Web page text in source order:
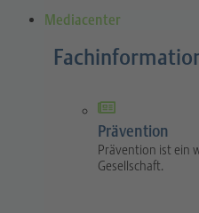
Mediacenter
Prävention
Prävention ist ein
Gesellschaft.